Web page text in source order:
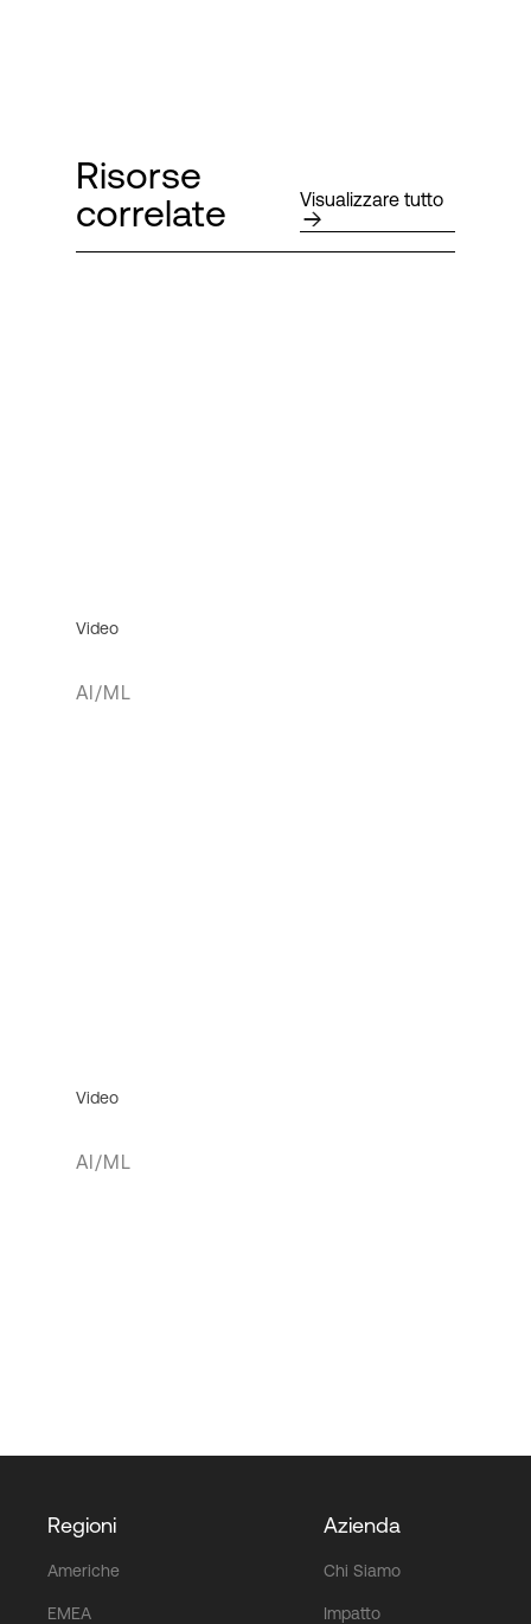
Risorse
correlate
Visualizzare tutto
Video
AI/ML
Video
AI/ML
Regioni
Americhe
EMEA
Azienda
Chi Siamo
Impatto